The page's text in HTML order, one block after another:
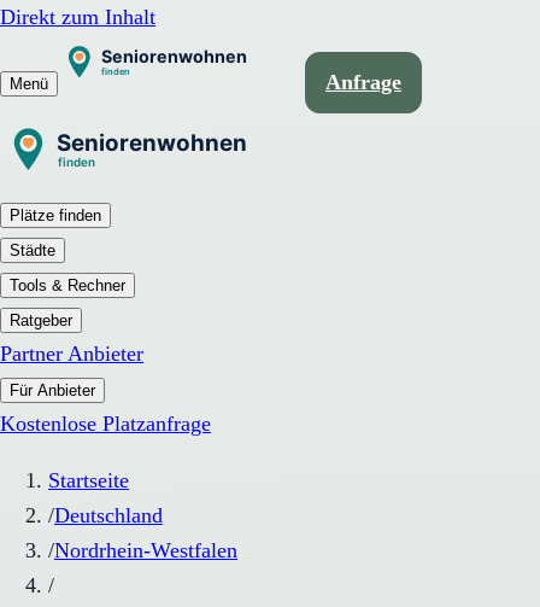
Direkt zum Inhalt
Menü Anfrage
Plätze finden
Städte
Tools & Rechner
Ratgeber
Partner Anbieter
Für Anbieter
Kostenlose Platzanfrage
Startseite
/Deutschland
/Nordrhein-Westfalen
/